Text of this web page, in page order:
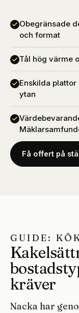
Obegränsade
och format
Tål hög värme
Enskilda
ytan
Få offert på
GUIDE:
kräver
Nacka har